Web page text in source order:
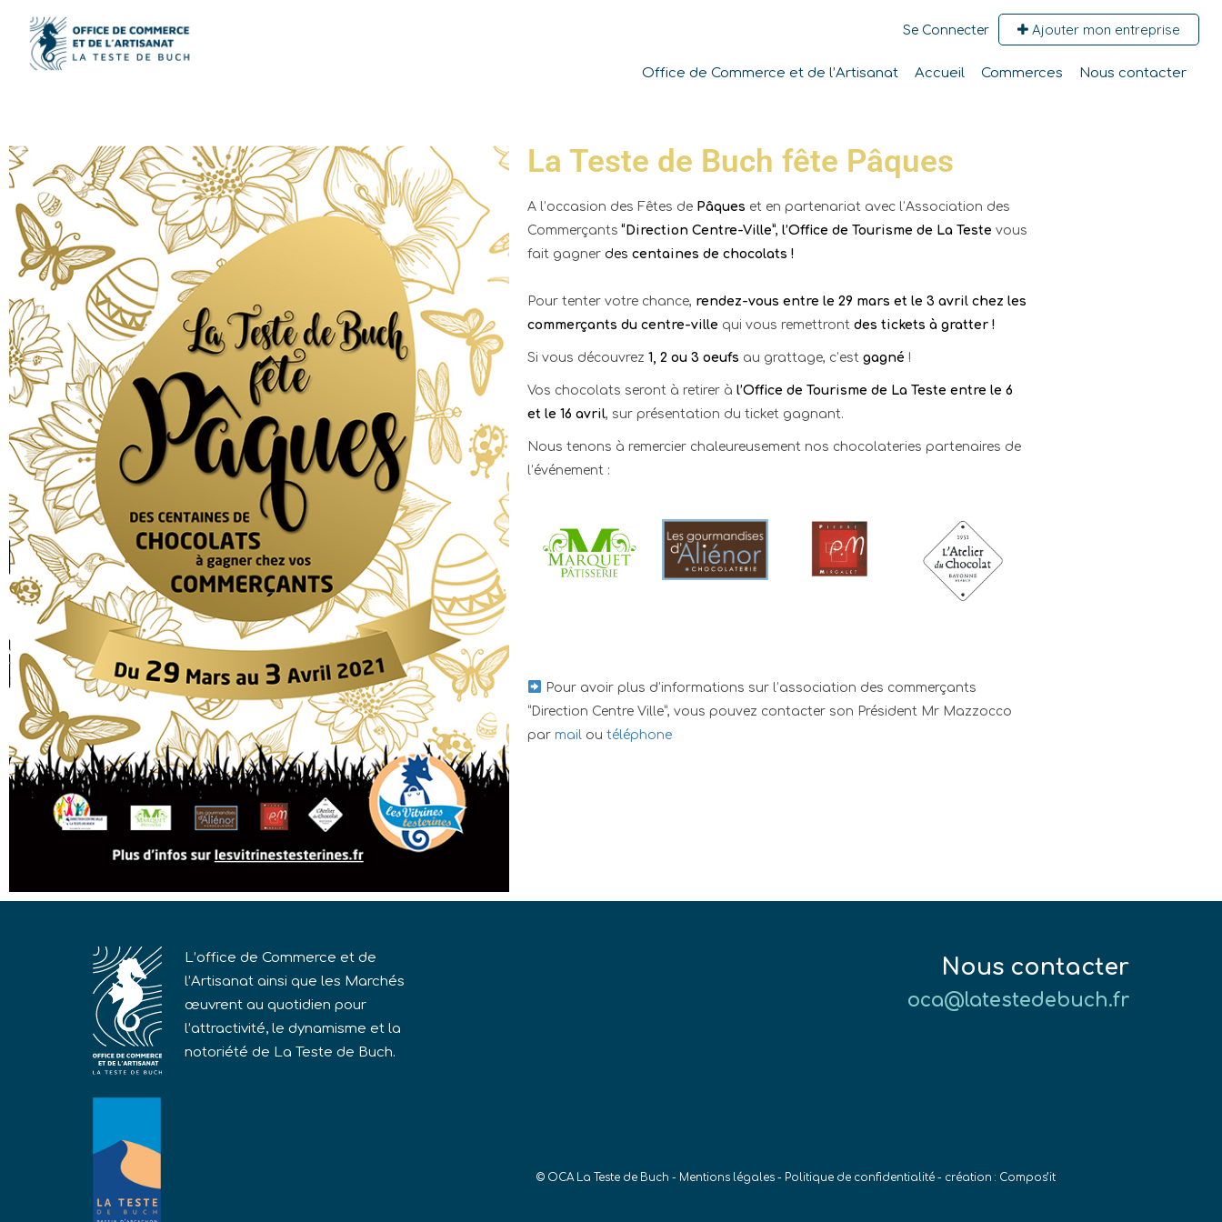
Se Connecter Ajouter mon entreprise
Office de Commerce et de l’Artisanat Accueil Commerces Nous contacter
La Teste de Buch fête Pâques
A l’occasion des Fêtes de Pâques et en partenariat avec l’Association des
Commerçants“Direction Centre-Ville”, l’Office de Tourisme de La Teste vous
fait gagner des centaines de chocolats !
Pour tenter votre chance, rendez-vous entre le 29 mars et le 3 avril chez les
commerçants du centre-ville qui vous remettront des tickets à gratter !
Si vous découvrez 1, 2 ou 3 oeufs au grattage, c’est gagné !
Vos chocolats seront à retirer à l’Office de Tourisme de La Teste entre le 6
et le 16 avril, sur présentation du ticket gagnant.
Nous tenons à remercier chaleureusement nos chocolateries partenaires de
l’événement :
Pour avoir plus d’informations sur l’association des commerçants
“Direction Centre Ville”, vous pouvez contacter son Président Mr Mazzocco
par mail ou téléphone
L’office de Commerce et de
l’Artisanat ainsi que les Marchés
œuvrent au quotidien pour
l’attractivité, le dynamisme et la
notoriété de La Teste de Buch.
Nous contacter
oca@latestedebuch.fr
© OCA La Teste de Buch - Mentions légales- Politique de confidentialité- création : Compos’it